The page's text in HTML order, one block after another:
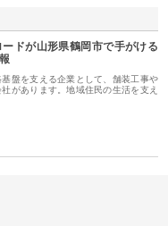
ドが山形県鶴岡市で手がける
盤を支える企業として、舗装工事や
があります。地域住民の生活を支え